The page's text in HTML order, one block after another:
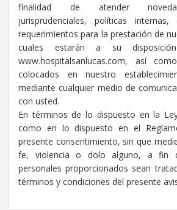
finalidad de atender
jurisprudenciales, políticas
requerimientos para la prestación de
cuales estarán a su
www.hospitalsanlucas.com, así
colocados en nuestro
mediante cualquier medio de
con usted.
En términos de lo dispuesto en la
como en lo dispuesto en el
presente consentimiento, sin que
fe, violencia o dolo alguno, a fin
personales proporcionados sean
términos y condiciones del presente